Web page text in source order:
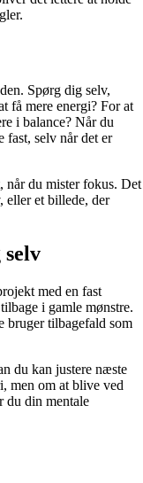
Spørg dig selv,
få mere energi? For at
i balance? Når du
fast, selv når det er
når du mister fokus. Det
eller et billede, der
med en fast
i gamle mønstre.
bruger tilbagefald som
du kan justere næste
men om at blive ved
du din mentale